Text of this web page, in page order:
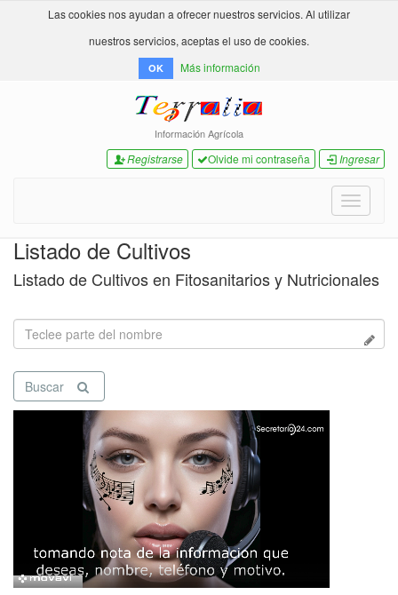
Las cookies nos ayudan a ofrecer nuestros servicios. Al utilizar
nuestros servicios, aceptas el uso de cookies.
OK Más información
Información Agrícola
Registrarse Olvide mi contraseña Ingresar
Toggle
Listado de Cultivos
Listado de Cultivos en Fitosanitarios y Nutricionales
Buscar